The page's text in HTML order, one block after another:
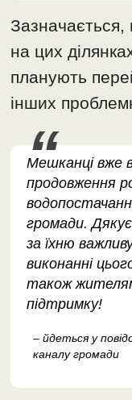
Зазначається,
на цих
планують
інших
Мешканці вже
продовження
громади.
за їхню
виконанні
також
підтримку!
– йдеться у
каналу громади